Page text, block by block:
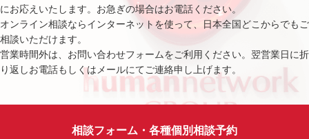
にお応えいたします。お急ぎの場合はお電話ください。
オンライン相談ならインターネットを使って、日本全国どこからでもご
相談いただけます。
営業時間外は、お問い合わせフォームをご利用ください。翌営業日に折
り返しお電話もしくはメールにてご連絡申し上げます。
相談フォーム・各種個別相談予約